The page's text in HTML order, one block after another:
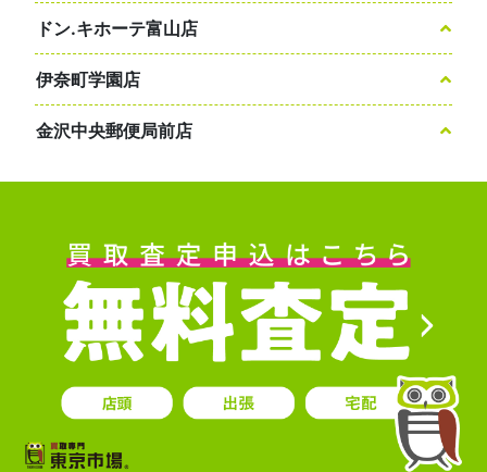
ドン.キホーテ富山店
伊奈町学園店
金沢中央郵便局前店